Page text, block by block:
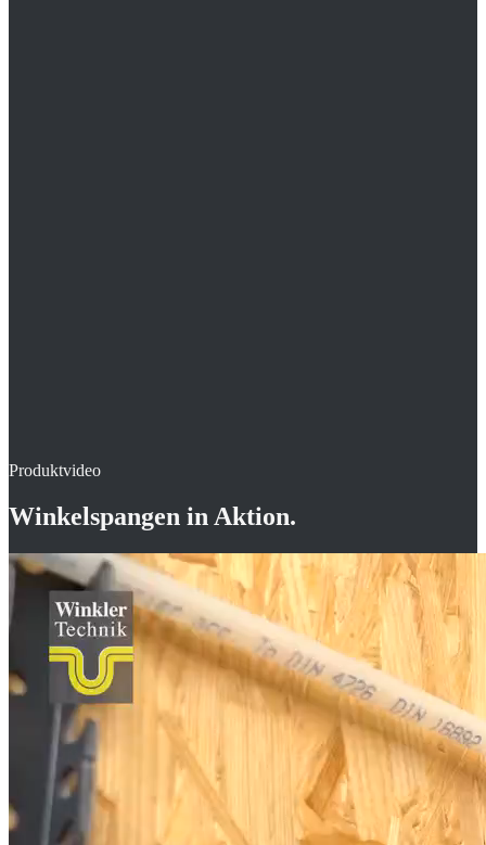
Produktvideo
Winkelspangen in Aktion.